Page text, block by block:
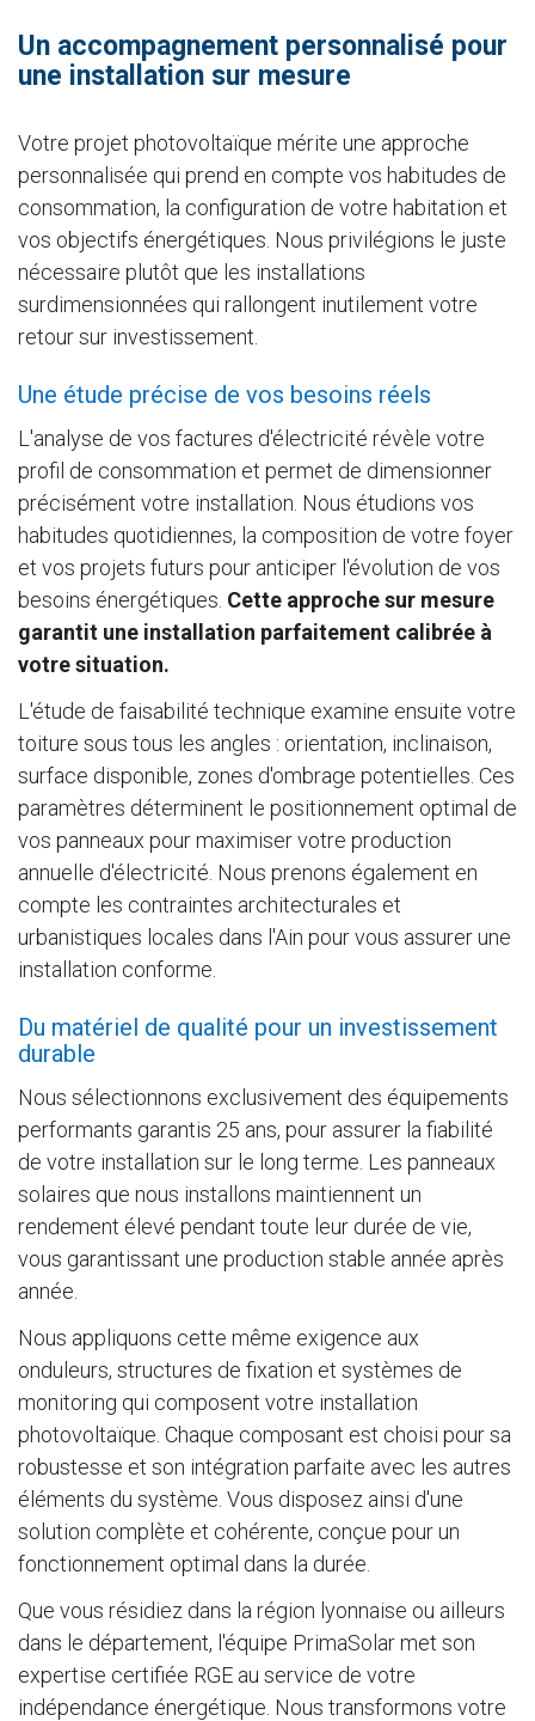
Un accompagnement personnalisé pour
une installation sur mesure
Votre projet photovoltaïque mérite une approche
personnalisée qui prend en compte vos habitudes de
consommation, la configuration de votre habitation et
vos objectifs énergétiques. Nous privilégions le juste
nécessaire plutôt que les installations
surdimensionnées qui rallongent inutilement votre
retour sur investissement.
Une étude précise de vos besoins réels
L'analyse de vos factures d'électricité révèle votre
profil de consommation et permet de dimensionner
précisément votre installation. Nous étudions vos
habitudes quotidiennes, la composition de votre foyer
et vos projets futurs pour anticiper l'évolution de vos
besoins énergétiques. Cette approche sur mesure
garantit une installation parfaitement calibrée à
votre situation.
L'étude de faisabilité technique examine ensuite votre
toiture sous tous les angles : orientation, inclinaison,
surface disponible, zones d'ombrage potentielles. Ces
paramètres déterminent le positionnement optimal de
vos panneaux pour maximiser votre production
annuelle d'électricité. Nous prenons également en
compte les contraintes architecturales et
urbanistiques locales dans l'Ain pour vous assurer une
installation conforme.
Du matériel de qualité pour un investissement
durable
Nous sélectionnons exclusivement des équipements
performants garantis 25 ans, pour assurer la fiabilité
de votre installation sur le long terme. Les panneaux
solaires que nous installons maintiennent un
rendement élevé pendant toute leur durée de vie,
vous garantissant une production stable année après
année.
Nous appliquons cette même exigence aux
onduleurs, structures de fixation et systèmes de
monitoring qui composent votre installation
photovoltaïque. Chaque composant est choisi pour sa
robustesse et son intégration parfaite avec les autres
éléments du système. Vous disposez ainsi d'une
solution complète et cohérente, conçue pour un
fonctionnement optimal dans la durée.
Que vous résidiez dans la région lyonnaise ou ailleurs
dans le département, l'équipe PrimaSolar met son
expertise certifiée RGE au service de votre
indépendance énergétique. Nous transformons votre